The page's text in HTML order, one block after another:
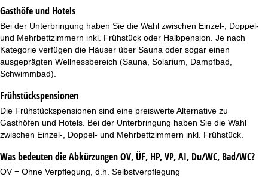
Gasthöfe und Hotels
Bei der Unterbringung haben Sie die Wahl zwischen Einzel-, Doppel-
und Mehrbettzimmern inkl. Frühstück oder Halbpension. Je nach
Kategorie verfügen die Häuser über Sauna oder sogar einen
ausgeprägten Wellnessbereich (Sauna, Solarium, Dampfbad,
Schwimmbad).
Frühstückspensionen
Die Frühstückspensionen sind eine preiswerte Alternative zu
Gasthöfen und Hotels. Bei der Unterbringung haben Sie die Wahl
zwischen Einzel-, Doppel- und Mehrbettzimmern inkl. Frühstück.
Was bedeuten die Abkürzungen OV, ÜF, HP, VP, AI, Du/WC, Bad/WC?
OV = Ohne Verpflegung, d.h. Selbstverpflegung